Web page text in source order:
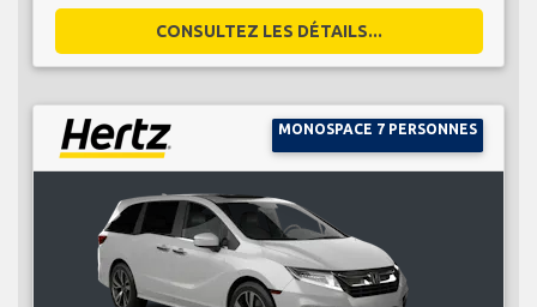
CONSULTEZ LES DÉTAILS...
MONOSPACE 7 PERSONNES